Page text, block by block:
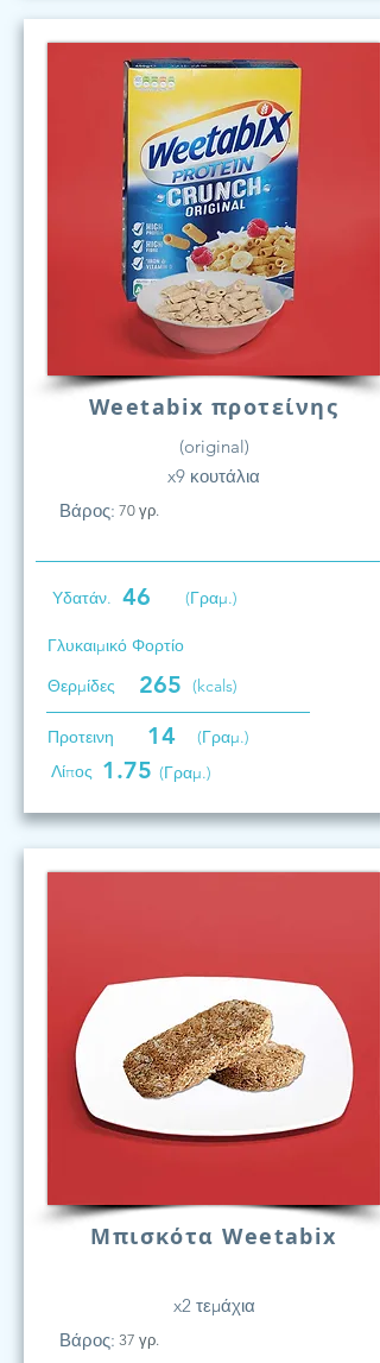
Weetabix προτείνης
(original)
x9 κουτάλια
Βάρος: 70 γρ.
Υδατάν. 46 (Γραμ.)
Γλυκαιμικό Φορτίο
Θερμίδες
265 (kcals)
Προτεινη 14
(Γραμ.)
Λίπος 1.75 (Γραμ.)
Μπισκότα Weetabix
x2 τεμάχια
Βάρος: 37 γρ.